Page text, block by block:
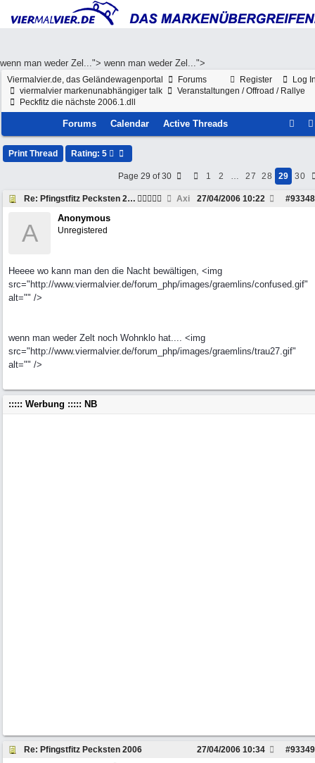
wenn man weder Zel..."> wenn man weder Zel...">
Register Log
Viermalvier.de, das Geländewagenportal
Forums
viermalvier markenunabhängiger talk
Veranstaltungen / Offroad / Rallye
Peckfitz die nächste 2006.1.dll
Forums Calendar Active Threads
Print Thread Rating: 5
Page 29 of 30 1 2 … 27 28 29 30
Re: Pfingstfitz Pecksten 2006 Axi #93348
27/04/2006 10:22
A
Anonymous
Unregistered
Heeee wo kann man den die Nacht bewältigen, <img
src="http://www.viermalvier.de/forum_php/images/graemlins/confused.gif"
alt="" />
wenn man weder Zelt noch Wohnklo hat.... <img
src="http://www.viermalvier.de/forum_php/images/graemlins/trau27.gif"
alt="" />
::::: Werbung ::::: NB
Re: Pfingstfitz Pecksten 2006 #93349
27/04/2006 10:34